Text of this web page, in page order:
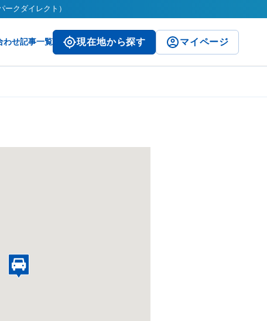
クダイレクト）
わせ記事一覧 現在地から探す マイページ